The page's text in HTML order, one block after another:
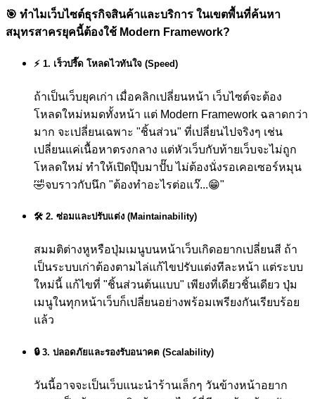
🎯 ทำไมเว็บไซต์ธุรกิจสินค้าและบริการ ในเขตพื้นที่ค้นหา
สมุทรสาครยุคนี้ต้องใช้ Modern Framework?
⚡ 1. เร็วปรี๊ด โหลดไวทันใจ (Speed)
ถ้าเป็นเว็บยุคเก่า เมื่อคลิกเปลี่ยนหน้า เว็บไซต์จะต้อง
โหลดใหม่หมดทั้งหน้า แต่ Modern Framework ฉลาดกว่า
มาก จะเปลี่ยนเฉพาะ "ชิ้นส่วน" ที่เปลี่ยนไปจริงๆ เช่น
เปลี่ยนแค่เนื้อหาตรงกลาง แต่หัวเว็บกับท้ายเว็บจะไม่ถูก
โหลดใหม่ ทำให้เปิดปุ๊บมาปั๊บ ไม่ต้องนั่งรอเคอเซอร์หมุน
🤣จบราวกับนึก "ต้องทำอะไรต่อแว๊...😁"
🛠️ 2. ซ่อมและปรับแต่ง (Maintainability)
สมมติต่างหูหรือปุ่มเมนูบนหน้าเว็บเกิดอยากเปลี่ยนสี ถ้า
เป็นระบบเก่าต้องตามไล่แก้ไขปรับแต่งทีละหน้า แต่ระบบ
ใหม่นี้ แก้ไขที่ "ชิ้นส่วนต้นแบบ" เพียงที่เดียวชิ้นเดียว ปุ่ม
เมนูในทุกหน้าเว็บก็เปลี่ยนอย่างพร้อมเพรียงกันเรียบร้อย
แล้ว
🔒 3. ปลอดภัยและรองรับอนาคต (Scalability)
วันนี้อาจจะเป็นเว็บแนะนำร้านเล็กๆ วันข้างหน้าอยาก